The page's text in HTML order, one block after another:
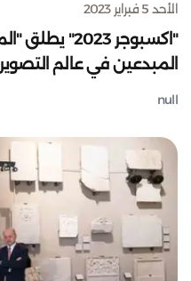
الأحد 5 فبراير 2023
المبدعين في عالم التصوير
null